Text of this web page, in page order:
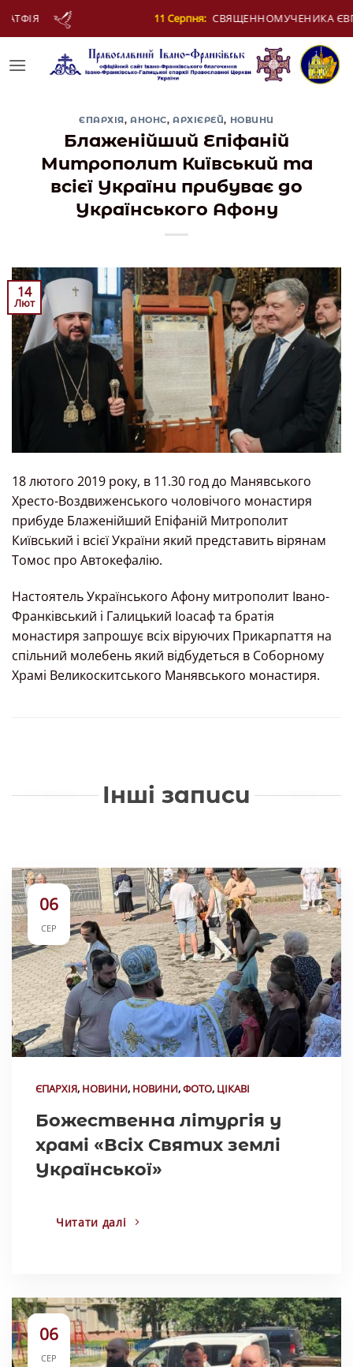
СВЯЩЕННОМУЧЕНИКА ЄВПЛА, АРХІДИЯКОНА
ЄПАРХІЯ, АНОНС, АРХІЄРЕЙ, НОВИНИ
Блаженійший Епіфаній
Митрополит Київський та
всієї України прибуває до
Українського Афону
14
Лют
18 лютого 2019 року, в 11.30 год до Манявського
Хресто-Воздвиженського чоловічого монастиря
прибуде Блаженійший Епіфаній Митрополит
Київський і всієї України який представить вірянам
Томос про Автокефалію.
Настоятель Українського Афону митрополит Івано-
Франківський і Галицький Іоасаф та братія
монастиря запрошує всіх віруючих Прикарпаття на
спільний молебень який відбудеться в Соборному
Храмі Великоскитського Манявського монастиря.
Інші записи
06
СЕР
ЄПАРХІЯ, НОВИНИ, НОВИНИ,ФОТО, ЦІКАВІ
Божественна літургія у
храмі «Всіх Святих землі
Української»
Читати далі
06
СЕР